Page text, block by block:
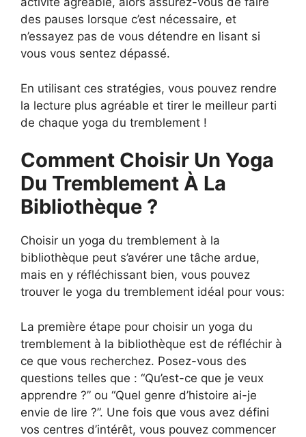
des pauses lorsque c’est nécessaire, et
n’essayez pas de vous détendre en lisant si
vous vous sentez dépassé.
En utilisant ces stratégies, vous pouvez rendre
la lecture plus agréable et tirer le meilleur parti
de chaque yoga du tremblement !
Comment Choisir Un Yoga
Du Tremblement À La
Bibliothèque ?
Choisir un yoga du tremblement à la
bibliothèque peut s’avérer une tâche ardue,
mais en y réfléchissant bien, vous pouvez
trouver le yoga du tremblement idéal pour vous:
La première étape pour choisir un yoga du
tremblement à la bibliothèque est de réfléchir à
ce que vous recherchez. Posez-vous des
questions telles que : “Qu’est-ce que je veux
apprendre ?” ou “Quel genre d’histoire ai-je
envie de lire ?”. Une fois que vous avez défini
vos centres d’intérêt, vous pouvez commencer